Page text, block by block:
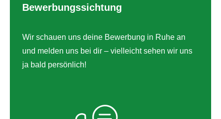
Bewerbungssichtung
Wir schauen uns deine Bewerbung in Ruhe an
und melden uns bei dir – vielleicht sehen wir uns
ja bald persönlich!